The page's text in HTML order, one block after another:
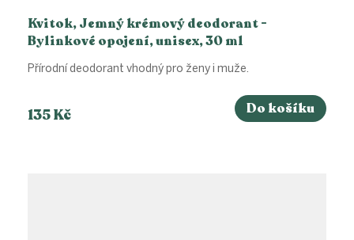
Kvitok, Jemný krémový deodorant -
Bylinkové opojení, unisex, 30 ml
135 Kč Do košíku
Přírodní deodorant vhodný pro ženy i muže.